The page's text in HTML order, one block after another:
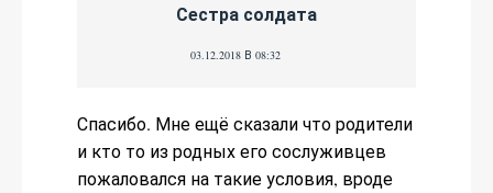
Сестра солдата
03.12.2018 В 08:32
Спасибо. Мне ещё сказали что родители
и кто то из родных его сослуживцев
пожаловался на такие условия, вроде